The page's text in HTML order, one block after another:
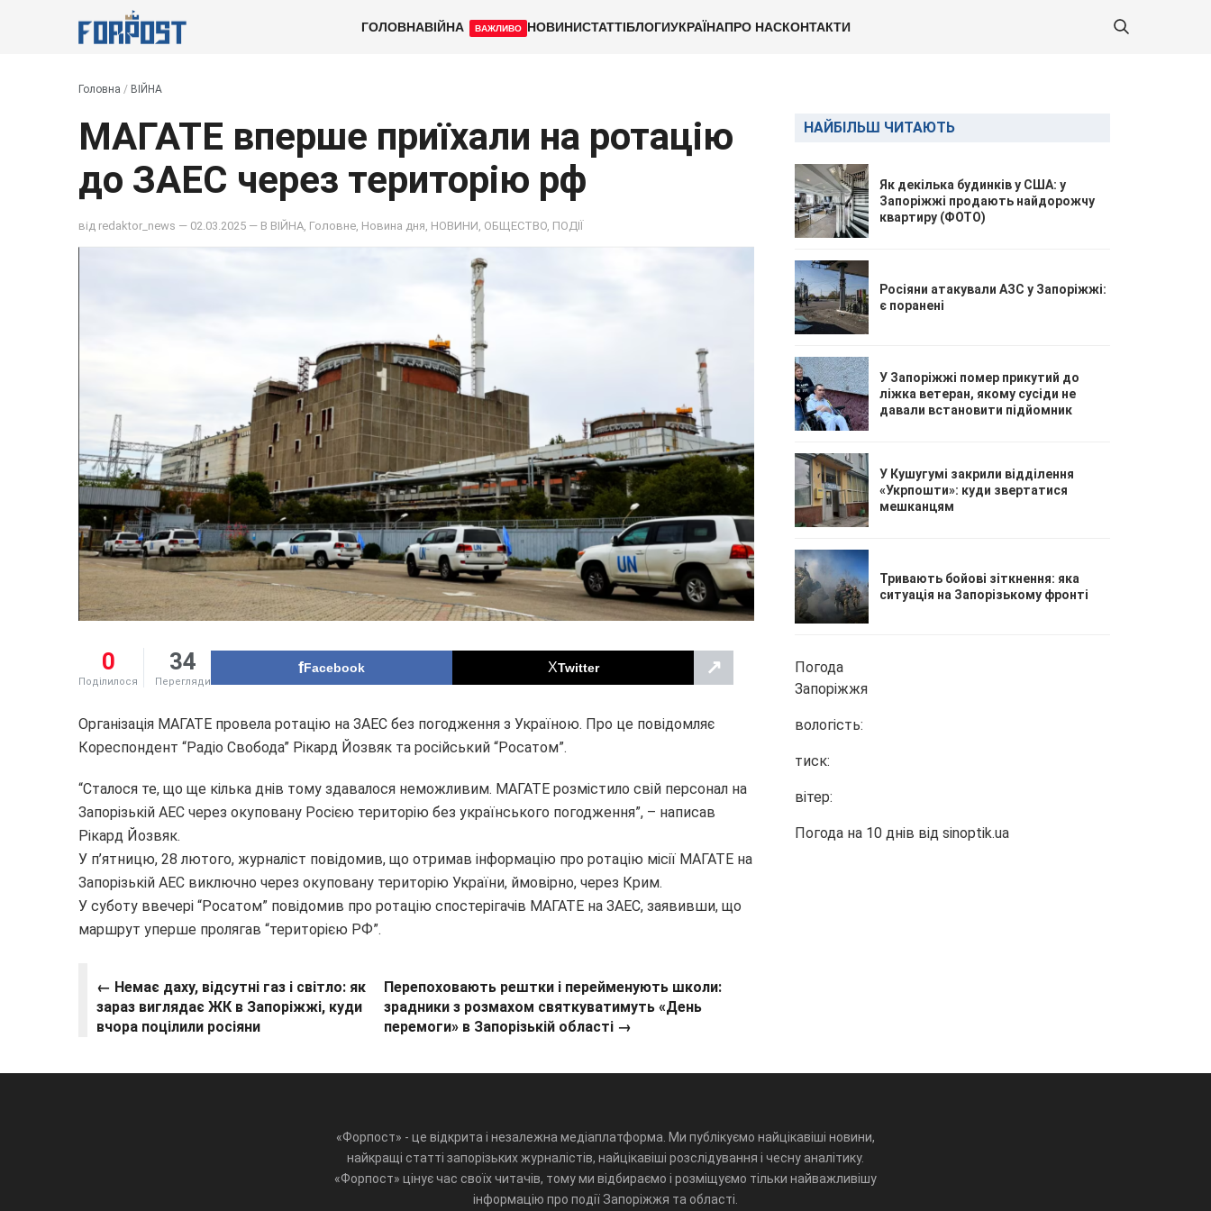
ГОЛОВНАВІЙНА ВАЖЛИВО НОВИНИСТАТТІБЛОГИУКРАЇНАПРО НАСКОНТАКТИ
Головна / ВІЙНА
МАГАТЕ вперше приїхали на ротацію
до ЗАЕС через територію рф
від redaktor_news — 02.03.2025 — В ВІЙНА Головне Новина дня НОВИНИ ОБЩЕСТВО ПОДІЇ
0
Поділилося
34
Перегляди
Facebook Twitter ↗
Організація МАГАТЕ провела ротацію на ЗАЕС без погодження з Україною. Про це повідомляє
Кореспондент “Радіо Свобода” Рікард Йозвяк та російський “Росатом”.
“Сталося те, що ще кілька днів тому здавалося неможливим. МАГАТЕ розмістило свій персонал на
Запорізькій АЕС через окуповану Росією територію без українського погодження”, – написав
Рікард Йозвяк.
У п’ятницю, 28 лютого, журналіст повідомив, що отримав інформацію про ротацію місії МАГАТЕ на
Запорізькій АЕС виключно через окуповану територію України, ймовірно, через Крим.
У суботу ввечері “Росатом” повідомив про ротацію спостерігачів МАГАТЕ на ЗАЕС, заявивши, що
маршрут уперше пролягав “територією РФ”.
← Немає даху, відсутні газ і світло: як
зараз виглядає ЖК в Запоріжжі, куди
вчора поцілили росіяни
Перепоховають рештки і перейменують школи:
зрадники з розмахом святкуватимуть «День
перемоги» в Запорізькій області →
НАЙБІЛЬШ ЧИТАЮТЬ
Як декілька будинків у США: у
Запоріжжі продають найдорожчу
квартиру (ФОТО)
Росіяни атакували АЗС у Запоріжжі:
є поранені
У Запоріжжі помер прикутий до
ліжка ветеран, якому сусіди не
давали встановити підйомник
У Кушугумі закрили відділення
«Укрпошти»: куди звертатися
мешканцям
Тривають бойові зіткнення: яка
ситуація на Запорізькому фронті
Погода
Запоріжжя
вологість:
тиск:
вітер:
Погода на 10 днів від sinoptik.ua
«Форпост» - це відкрита і незалежна медіаплатформа. Ми публікуємо найцікавіші новини,
найкращі статті запорізьких журналістів, найцікавіші розслідування і чесну аналітику.
«Форпост» цінує час своїх читачів, тому ми відбираємо і розміщуємо тільки найважливішу
інформацію про події Запоріжжя та області.